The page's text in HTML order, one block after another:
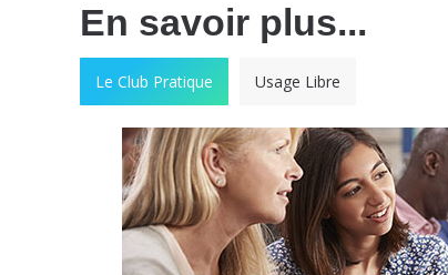
En savoir plus...
Le Club Pratique Usage Libre